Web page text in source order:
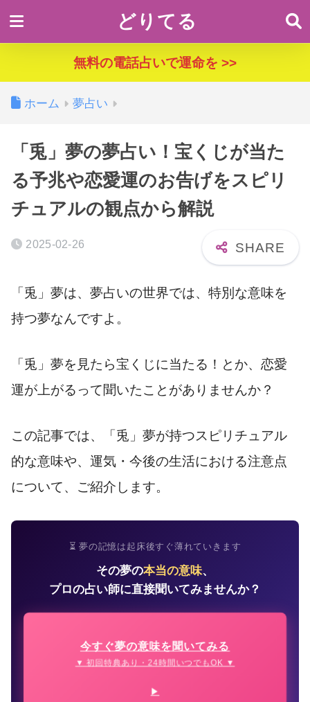
どりてる
無料の電話占いで運命を >>
ホーム 夢占い
「兎」夢の夢占い！宝くじが当た
る予兆や恋愛運のお告げをスピリ
チュアルの観点から解説
2025-02-26
「兎」夢は、夢占いの世界では、特別な意味を
持つ夢なんですよ。
「兎」夢を見たら宝くじに当たる！とか、恋愛
運が上がるって聞いたことがありませんか？
この記事では、「兎」夢が持つスピリチュアル
的な意味や、運気・今後の生活における注意点
について、ご紹介します。
⏳ 夢の記憶は起床後すぐ薄れていきます
その夢の本当の意味、
プロの占い師に直接聞いてみませんか？
今すぐ夢の意味を聞いてみる
▼ 初回特典あり・24時間いつでもOK ▼